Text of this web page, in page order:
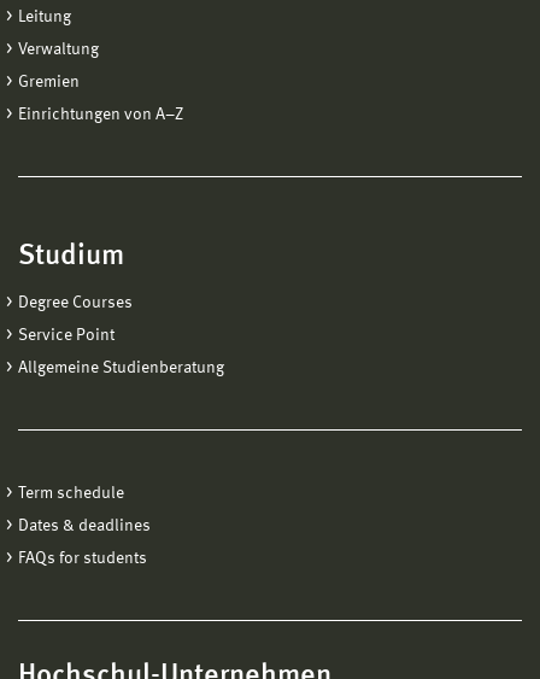
Leitung
Verwaltung
Gremien
Einrichtungen von A−Z
Studium
Degree Courses
Service Point
Allgemeine Studienberatung
Term schedule
Dates & deadlines
FAQs for students